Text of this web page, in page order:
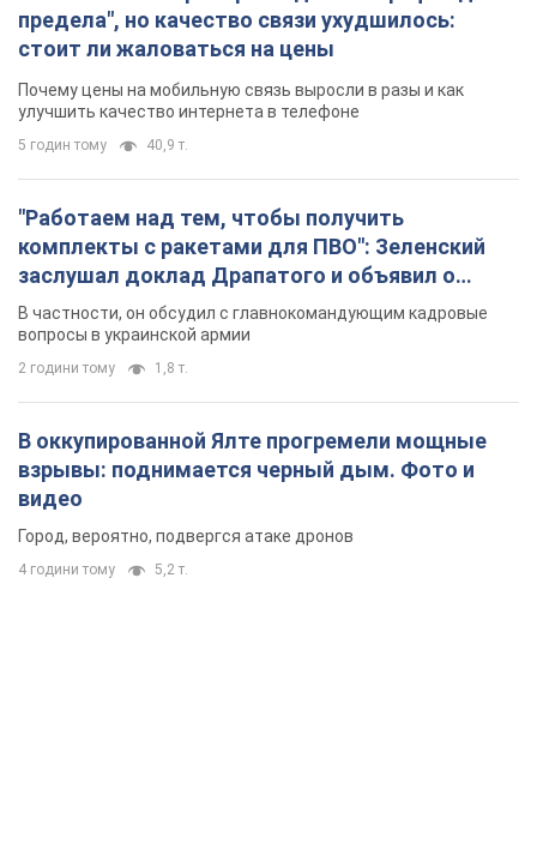
комплекты с ракетами для ПВО": Зеленский
заслушал доклад Драпатого и объявил о
вопросы в украинской армии
В оккупированной Ялте прогремели мощные
взрывы: поднимается черный дым. Фото и
видео
4 години тому 5,2 т.